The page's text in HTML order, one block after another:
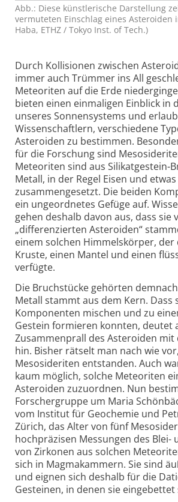
Abb.: Diese künstlerische Darstellung
vermuteten Einschlag eines Asteroiden
Haba, ETHZ / Tokyo Inst. of Tech.)
Durch Kollisionen zwischen
immer auch Trümmer ins All
Meteoriten auf die Erde
bieten einen einmaligen Einblick in
unseres Sonnen­systems und
Wissenschaftlern, verschiedene
Asteroiden zu bestimmen.
für die Forschung sind
Meteoriten sind aus Silikat­gestein-
Metall, in der Regel Eisen und etwas
zusammengesetzt. Die beiden
ein ungeordnetes Gefüge auf.
gehen deshalb davon aus, dass sie
„differen­zierten Asteroiden“
einem solchen Himmelskörper,
Kruste, einen Mantel und einen
verfügte.
Die Bruchstücke gehörten
Metall stammt aus dem Kern. Dass
Komponenten mischen und zu
Gestein formieren konnten, deutet
Zusammenprall des Asteroiden mit
hin. Bisher rätselt man nach wie
Meso­sideriten entstanden. Auch
kaum möglich, solche Meteoriten
Asteroiden zuzuordnen. Nun
Forscher­gruppe um Maria
vom Institut für Geochemie und
Zürich, das Alter von fünf
hoch­präzisen Messungen des Blei-
von Zirkonen aus solchen
sich in Magmakammern. Sie sind
und eignen sich deshalb für die
Gesteinen, in denen sie eingebettet